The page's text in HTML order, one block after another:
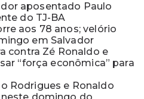
aposentado Paulo
do TJ-BA
aos 78 anos; velório
em Salvador
contra Zé Ronaldo e
“força econômica” para
Rodrigues e Ronaldo